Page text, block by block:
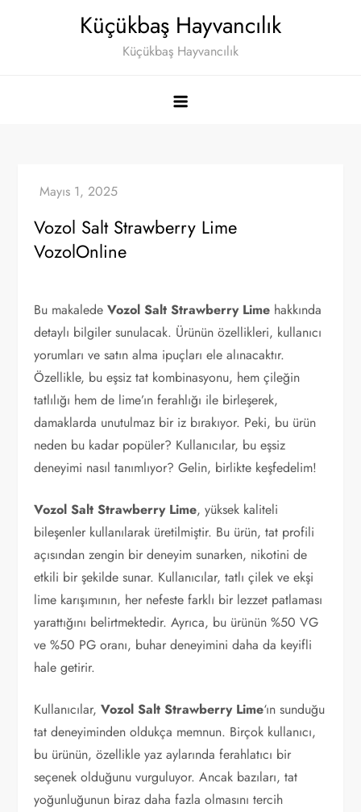
Küçükbaş Hayvancılık
Küçükbaş Hayvancılık
Vozol Salt Strawberry Lime
VozolOnline
Bu makaledeVozol Salt Strawberry Lime hakkında
detaylı bilgiler sunulacak. Ürünün özellikleri, kullanıcı
yorumları ve satın alma ipuçları ele alınacaktır.
Özellikle, bu eşsiz tat kombinasyonu, hem çileğin
tatlılığı hem de lime’ın ferahlığı ile birleşerek,
damaklarda unutulmaz bir iz bırakıyor. Peki, bu ürün
neden bu kadar popüler? Kullanıcılar, bu eşsiz
deneyimi nasıl tanımlıyor? Gelin, birlikte keşfedelim!
Vozol Salt Strawberry Lime, yüksek kaliteli
bileşenler kullanılarak üretilmiştir. Bu ürün, tat profili
açısından zengin bir deneyim sunarken, nikotini de
etkili bir şekilde sunar. Kullanıcılar, tatlı çilek ve ekşi
lime karışımının, her nefeste farklı bir lezzet patlaması
yarattığını belirtmektedir. Ayrıca, bu ürünün %50 VG
ve %50 PG oranı, buhar deneyimini daha da keyifli
hale getirir.
Kullanıcılar,Vozol Salt Strawberry Lime‘ın sunduğu
tat deneyiminden oldukça memnun. Birçok kullanıcı,
bu ürünün, özellikle yaz aylarında ferahlatıcı bir
seçenek olduğunu vurguluyor. Ancak bazıları, tat
yoğunluğunun biraz daha fazla olmasını tercih